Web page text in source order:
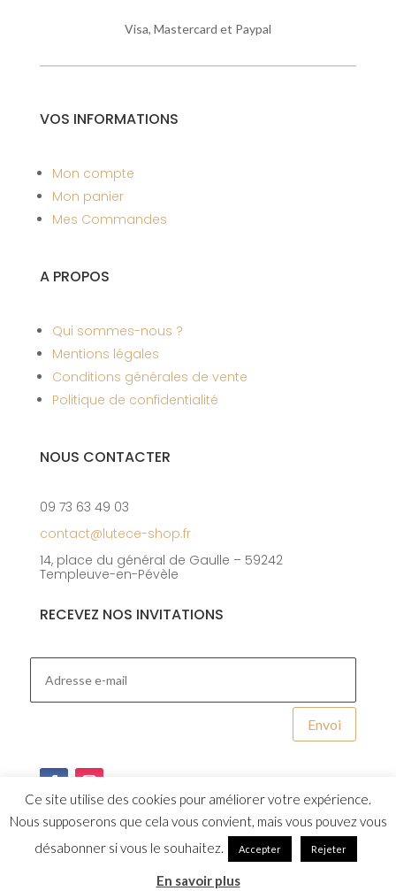
Visa, Mastercard et Paypal
VOS INFORMATIONS
Mon compte
Mon panier
Mes Commandes
A PROPOS
Qui sommes-nous ?
Mentions légales
Conditions générales de vente
Politique de confidentialité
NOUS CONTACTER
09 73 63 49 03
contact@lutece-shop.fr
14, place du général de Gaulle – 59242
Templeuve-en-Pévèle
RECEVEZ NOS INVITATIONS
Envoi
Studio Capuche
Ce site utilise des cookies pour améliorer votre expérience.
Nous supposerons que cela vous convient, mais vous pouvez vous
désabonner si vous le souhaitez.
Accepter Rejeter
En savoir plus